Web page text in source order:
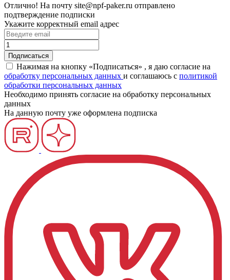
Отлично! На почту site@npf-paker.ru отправлено
подтверждение подписки
Укажите корректный email адрес
Нажимая на кнопку «Подписаться» , я даю согласие на
обработку персональных данных и соглашаюсь c политикой
обработки персональных данных
Необходимо принять согласие на обработку персональных
данных
На данную почту уже оформлена подписка